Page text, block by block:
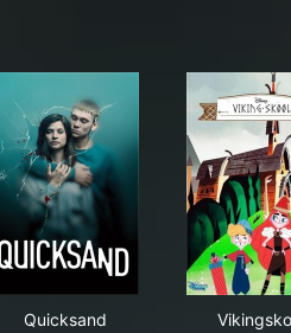
Quicksand